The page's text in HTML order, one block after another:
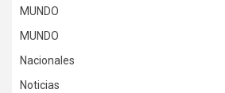
MUNDO
MUNDO
Nacionales
Noticias